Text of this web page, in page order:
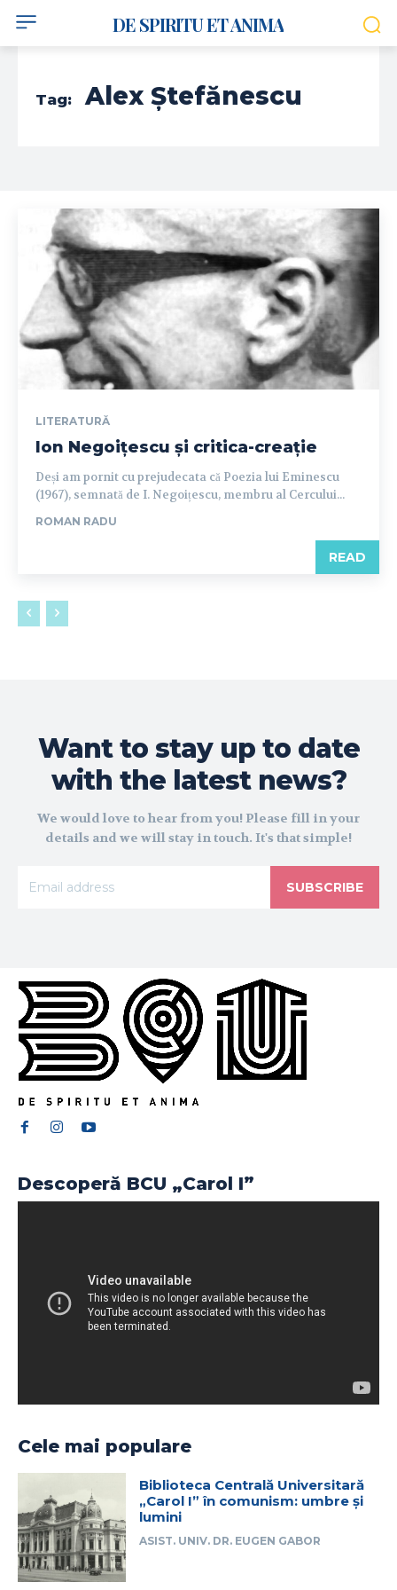
DE SPIRITU ET ANIMA
Tag: Alex Ștefănescu
LITERATURĂ
Ion Negoițescu și critica-creație
Deși am pornit cu prejudecata că Poezia lui Eminescu
(1967), semnată de I. Negoițescu, membru al Cercului...
ROMAN RADU
READ
Want to stay up to date
with the latest news?
We would love to hear from you! Please fill in your
details and we will stay in touch. It's that simple!
SUBSCRIBE
Descoperă BCU „Carol I”
Cele mai populare
Biblioteca Centrală Universitară
„Carol I” în comunism: umbre și
lumini
ASIST. UNIV. DR. EUGEN GABOR